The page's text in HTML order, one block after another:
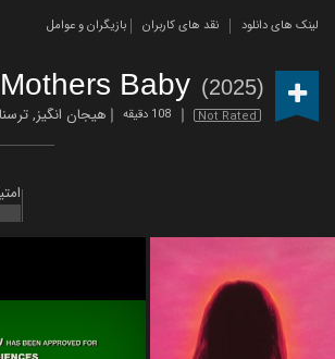
لینک های دانلود نقد های کاربران بازیگران و عوامل
Mothers Baby (2025)
Not Rated 108 دقیقه هیجان انگیز,